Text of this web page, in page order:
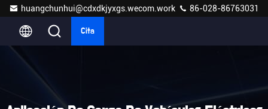
huangchunhui@cdxdkjyxgs.wecom.work 86-028-86763031
Cita